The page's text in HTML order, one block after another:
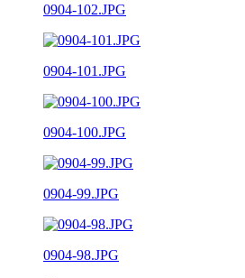
0904-102.JPG
0904-101.JPG
0904-100.JPG
0904-99.JPG
0904-98.JPG